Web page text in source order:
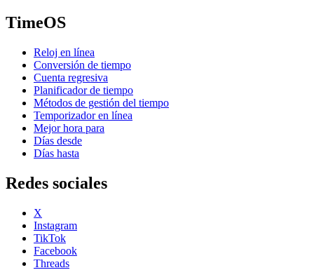
TimeOS
Reloj en línea
Conversión de tiempo
Cuenta regresiva
Planificador de tiempo
Métodos de gestión del tiempo
Temporizador en línea
Mejor hora para
Días desde
Días hasta
Redes sociales
X
Instagram
TikTok
Facebook
Threads